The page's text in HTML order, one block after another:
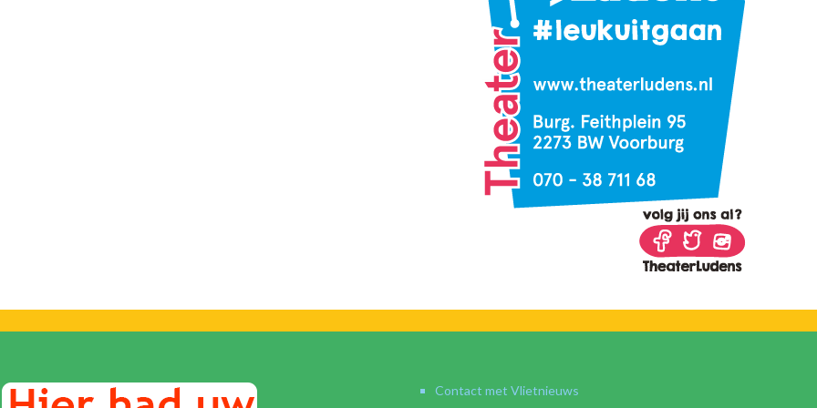
Contact met Vlietnieuws